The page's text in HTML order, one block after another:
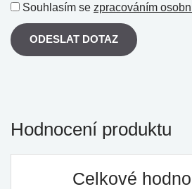
Souhlasím se zpracováním
ODESLAT DOTAZ
Hodnocení produktu
Celkové